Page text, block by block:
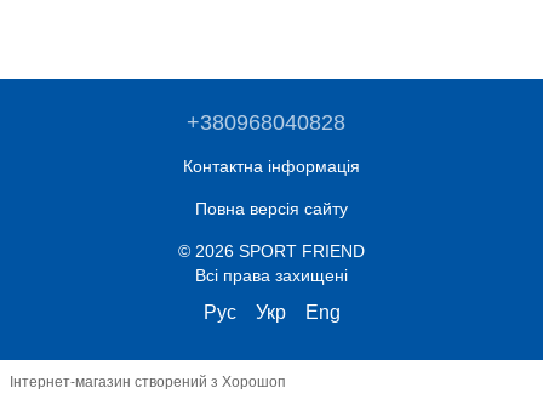
+380968040828
Контактна інформація
Повна версія сайту
© 2026 SPORT FRIEND
Всі права захищені
Рус Укр Eng
Інтернет-магазин створений з Хорошоп